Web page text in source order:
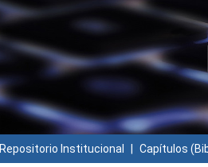
Repositorio Institucional Capítulos